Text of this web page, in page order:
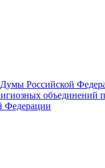
Российской
объединений
Федерации